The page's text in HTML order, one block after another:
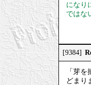
になり
ではな
[9384]
「芽
どまり